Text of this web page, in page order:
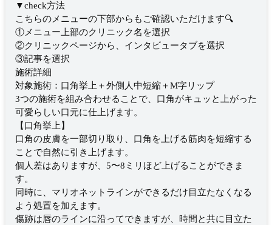
▼check方法
こちらのメニューの下部からもご確認いただけます🔍
①メニュー上部のクリニック名を選択
②クリニックページから、インタビュータブを選択
③記事を選択
施術詳細
対象施術：口角挙上＋外側人中短縮＋M字リップ
3つの施術を組み合わせることで、口角がキュッと上がった
可愛らしい口元に仕上げます。
【口角挙上】
口角の皮膚を一部切り取り、口角を上げる筋肉を短縮する
ことで自然に引き上げます。
個人差はありますが、5〜8ミリほど上げることができま
す。
同時に、マリオネットラインができるだけ目立たなくなる
よう処置を加えます。
傷跡は唇のラインに沿ってできますが、時間と共に目立た